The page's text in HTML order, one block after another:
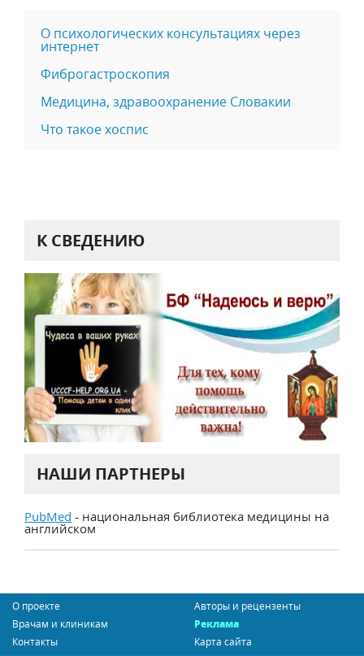
О психологических консультациях через
интернет
Фиброгастроскопия
Медицина, здравоохранение Словакии
Что такое хоспис
К СВЕДЕНИЮ
НАШИ ПАРТНЕРЫ
PubMed - национальная библиотека медицины на
английском
О проекте
Авторы и рецензенты
Врачам и клиникам
Реклама
Контакты
Карта сайта